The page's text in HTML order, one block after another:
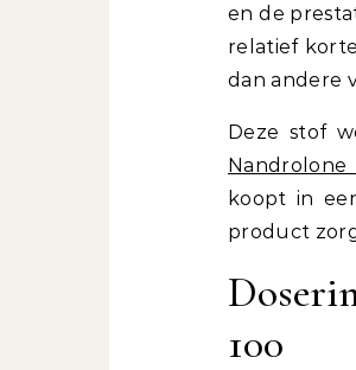
en de
relatief
dan andere
Deze stof
koopt in
product
100